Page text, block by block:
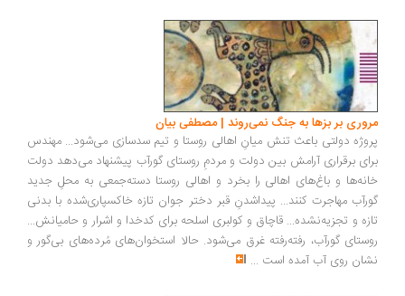
مروری بر بزها به جنگ نمی‌روند | مصطفی بیان
پروژه دولتی باعث تنش میانِ اهالی روستا و تیم سد‌سازی می‌شود... مهندس
برای برقراری آرامش بین دولت و مردمِ روستای گورآب پیشنهاد می‌دهد دولت
خانه‌ها و باغ‌های اهالی را بخرد و اهالی روستا دسته‌جمعی به محلِ جدید
گورآب مهاجرت کنند... پیداشدنِ قبر دختر جوان تازه خاکسپاری‌شده با بدنی
تازه و تجزیه‌نشده... قاچاق و کولبری اسلحه برای کدخدا و اشرار و حامیانش...
روستای گورآب، رفته‌رفته غرق می‌شود. حالا استخوان‌های مُرده‌های بی‌گور و
نشان روی آب آمده است ...